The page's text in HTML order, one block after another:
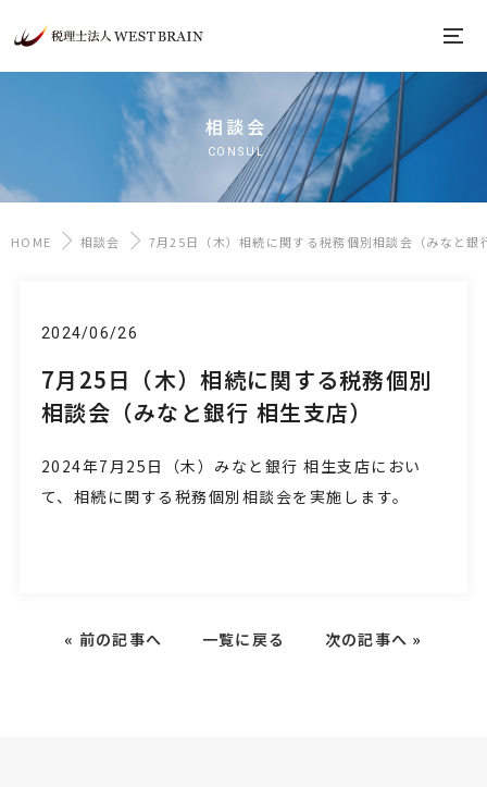
相談会
CONSUL
HOME 相談会 7月25日（木）相続に関する税務個別相談会（みなと銀
2024/06/26
7月25日（木）相続に関する税務個別
相談会（みなと銀行 相生支店）
2024年7月25日（木）みなと銀行 相生支店におい
て、相続に関する税務個別相談会を実施します。
« 前の記事へ 一覧に戻る 次の記事へ »